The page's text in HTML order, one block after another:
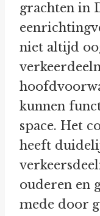
grachten in
niet altijd
kunnen
space. Het
heeft
ouderen en
mede door